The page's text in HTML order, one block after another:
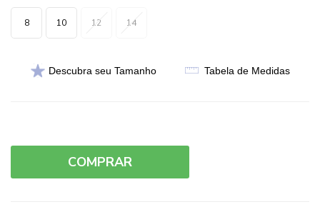
8 10 12 14
Descubra seu Tamanho Tabela de Medidas
COMPRAR